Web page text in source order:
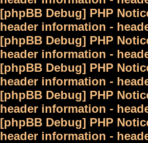
[phpBB Debug] PHP
header information -
[phpBB Debug] PHP
header information -
[phpBB Debug] PHP
header information -
[phpBB Debug] PHP
header information -
[phpBB Debug] PHP
header information -